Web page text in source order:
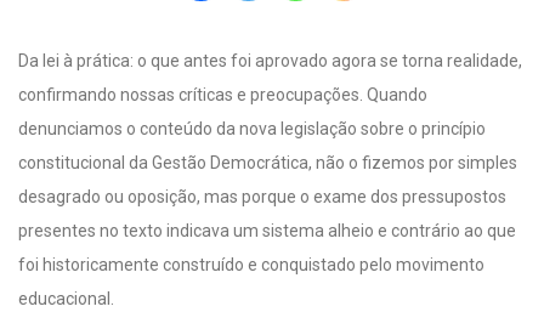
Da lei à prática: o que antes foi aprovado agora se torna realidade,
confirmando nossas críticas e preocupações. Quando
denunciamos o conteúdo da nova legislação sobre o princípio
constitucional da Gestão Democrática, não o fizemos por simples
desagrado ou oposição, mas porque o exame dos pressupostos
presentes no texto indicava um sistema alheio e contrário ao que
foi historicamente construído e conquistado pelo movimento
educacional.